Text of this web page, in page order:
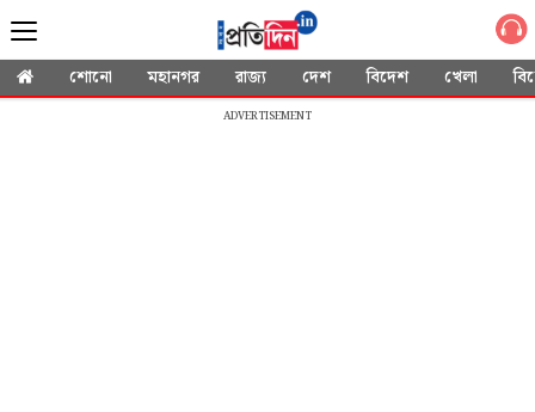
শোনো মহানগর রাজ্য দেশ বিদেশ খেলা
ADVERTISEMENT